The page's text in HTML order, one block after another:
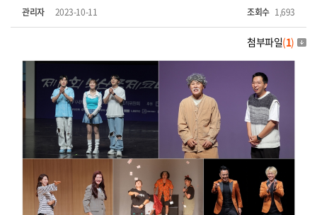
관리자 2023-10-11 조회수 1,693
첨부파일(1)